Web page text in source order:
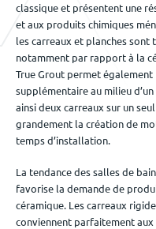
classique et présentent une
et aux produits chimiques
les carreaux et planches sont
notamment par rapport à la
True Grout permet
supplémentaire au milieu
ainsi deux carreaux sur un
grandement la création de
temps d’installation.
La tendance des salles de
favorise la demande de
céramique. Les carreaux
conviennent parfaitement aux